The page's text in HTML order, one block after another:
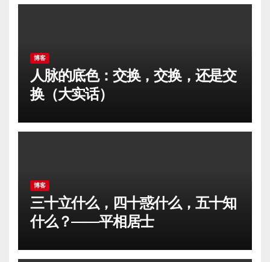
博客
人脉的底色：交换，交换，还是交
换（大实话）
博客
三十立什么，四十惑什么，五十知
什么？——平相居士